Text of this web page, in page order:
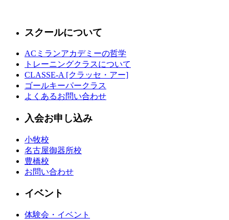
スクールについて
ACミランアカデミーの哲学
トレーニングクラスについて
CLASSE-A [クラッセ・アー]
ゴールキーパークラス
よくあるお問い合わせ
入会お申し込み
小牧校
名古屋御器所校
豊橋校
お問い合わせ
イベント
体験会・イベント